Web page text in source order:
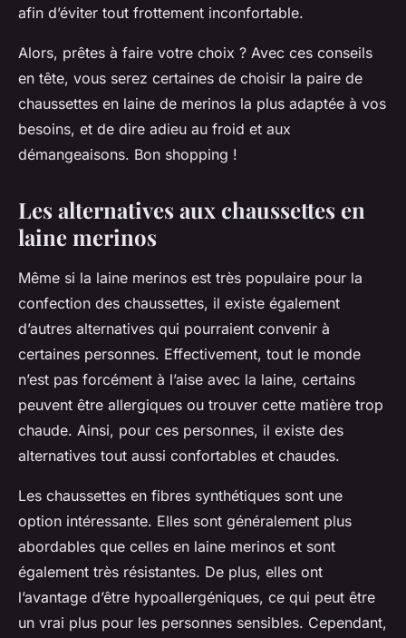
afin d’éviter tout frottement inconfortable.
Alors, prêtes à faire votre choix ? Avec ces conseils
en tête, vous serez certaines de choisir la paire de
chaussettes en laine de merinos la plus adaptée à vos
besoins, et de dire adieu au froid et aux
démangeaisons. Bon shopping !
Les alternatives aux chaussettes en
laine merinos
Même si la laine merinos est très populaire pour la
confection des chaussettes, il existe également
d’autres alternatives qui pourraient convenir à
certaines personnes. Effectivement, tout le monde
n’est pas forcément à l’aise avec la laine, certains
peuvent être allergiques ou trouver cette matière trop
chaude. Ainsi, pour ces personnes, il existe des
alternatives tout aussi confortables et chaudes.
Les chaussettes en fibres synthétiques sont une
option intéressante. Elles sont généralement plus
abordables que celles en laine merinos et sont
également très résistantes. De plus, elles ont
l’avantage d’être hypoallergéniques, ce qui peut être
un vrai plus pour les personnes sensibles. Cependant,